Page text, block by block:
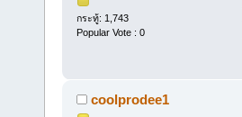
กระทู้: 1,743
Popular Vote : 0
coolprodee1